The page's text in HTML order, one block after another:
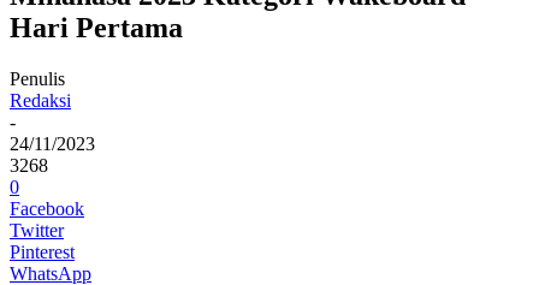
Hari Pertama
Penulis
Redaksi
-
24/11/2023
3268
0
Facebook
Twitter
Pinterest
WhatsApp